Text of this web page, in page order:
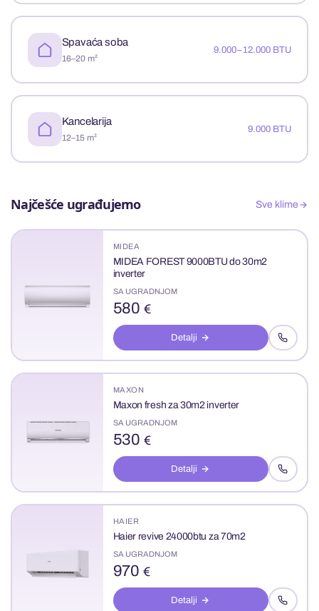
Spavaća soba
16–20 m²
9.000–12.000 BTU
Kancelarija
12–15 m²
9.000 BTU
Najčešće ugrađujemo Sve klime
MIDEA
MIDEA FOREST 9000BTU do 30m2
inverter
SA UGRADNJOM
580 €
Detalji
MAXON
Maxon fresh za 30m2 inverter
SA UGRADNJOM
530 €
Detalji
HAIER
Haier revive 24000btu za 70m2
SA UGRADNJOM
970 €
Detalji